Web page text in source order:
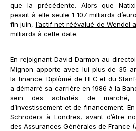
que la précédente. Alors que
pesait à elle seule 1 107 milliards
fin juin, l’actif net réévalué de Wendel
milliards à cette date.
En rejoignant David Darmon au
Mignon apporte avec lui plus de 35
la finance. Diplômé de HEC et du
a démarré sa carrière en 1986 à la
sein des activités de
d’investissement et de financement.
Schroders à Londres, avant d’être
des Assurances Générales de France